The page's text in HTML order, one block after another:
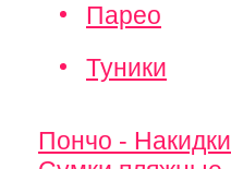
Парео
Туники
Пончо - Накидки